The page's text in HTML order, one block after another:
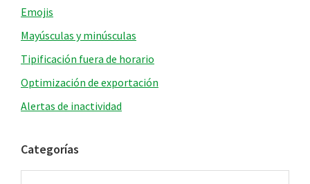
Emojis
Mayúsculas y minúsculas
Tipificación fuera de horario
Optimización de exportación
Alertas de inactividad
Categorías